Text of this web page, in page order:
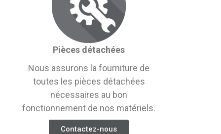
Pièces détachées
Nous assurons la fourniture de
toutes les pièces détachées
nécessaires au bon
fonctionnement de nos matériels.
Contactez-nous